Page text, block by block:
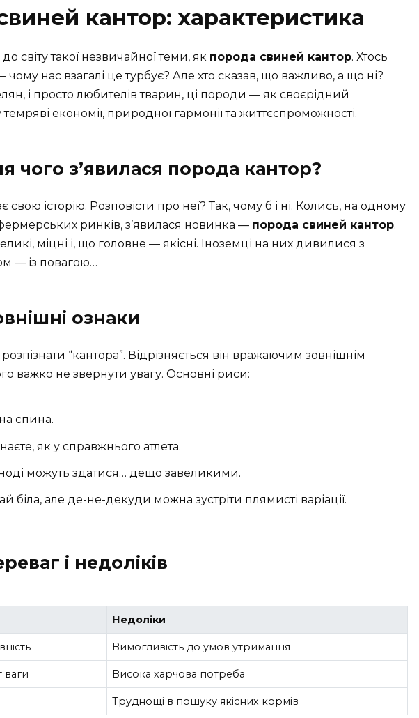
кантор: характеристика
світу такої незвичайної теми, як порода свиней кантор. Хтось
нас взагалі це турбує? Але хто сказав, що важливо, а що ні?
і просто любителів тварин, ці породи — як своєрідний
економії, природної гармонії та життєспроможності.
чого з’явилася порода кантор?
історію. Розповісти про неї? Так, чому б і ні. Колись, на одному
ринків, з’явилася новинка — порода свиней кантор.
міцні і, що головне — якісні. Іноземці на них дивилися з
— із повагою…
ознаки
“кантора”. Відрізняється він вражаючим зовнішнім
важко не звернути увагу. Основні риси:
спина.
як у справжнього атлета.
можуть здатися… дещо завеликими.
біла, але де-не-декуди можна зустріти плямисті варіації.
і недоліків
Недоліки
Вимогливість до умов утримання
Висока харчова потреба
Труднощі в пошуку якісних кормів